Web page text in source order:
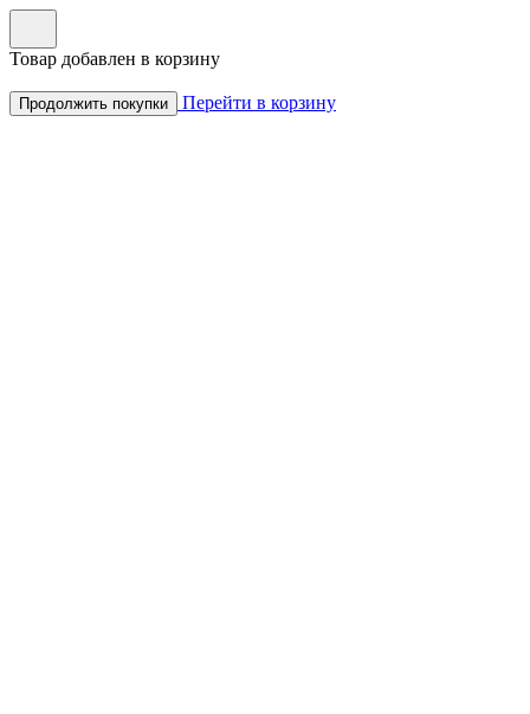
Товар добавлен в корзину
Продолжить покупки Перейти в корзину